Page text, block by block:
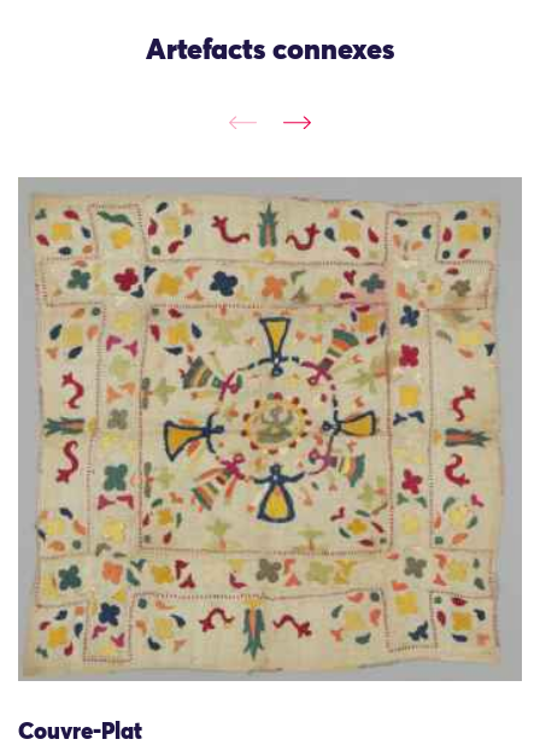
Artefacts connexes
Couvre-Plat